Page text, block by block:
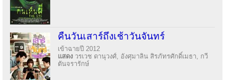
คืนวันเสาร์ถึงเช้าวันจันทร์
เข้าฉายปี 2012
แสดง วรเวช ดานุวงศ์, อังศุมาลิน สิรภัทรศักดิ์เมธา, กวี
ตันจรารักษ์